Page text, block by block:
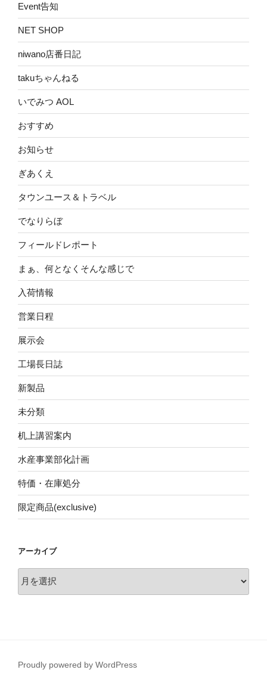
Event告知
NET SHOP
niwano店番日記
takuちゃんねる
いでみつ AOL
おすすめ
お知らせ
ぎあくえ
タウンユース＆トラベル
でなりらぼ
フィールドレポート
まぁ、何となくそんな感じで
入荷情報
営業日程
展示会
工場長日誌
新製品
未分類
机上講習案内
水産事業部化計画
特価・在庫処分
限定商品(exclusive)
アーカイブ
ー
Proudly powered by WordPress